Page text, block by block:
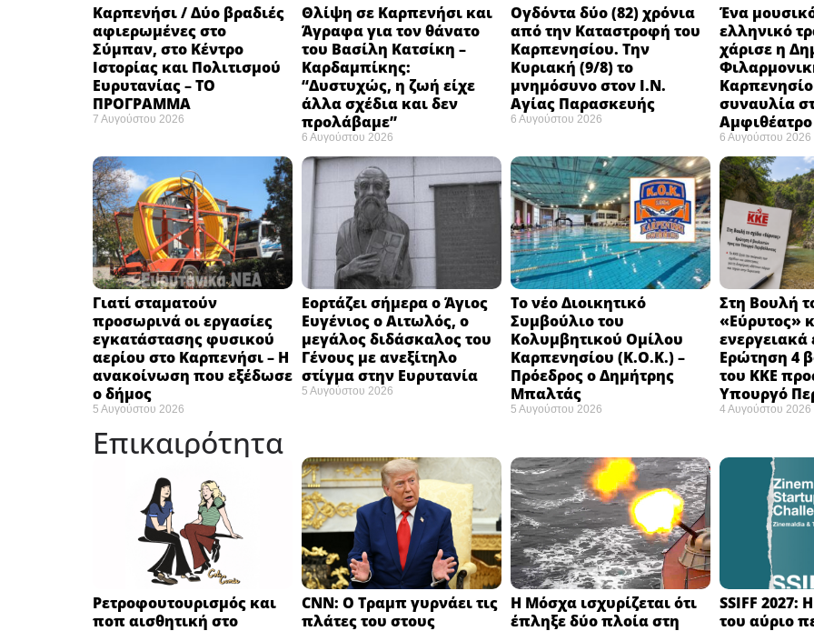
Καρπενήσι / Δύο βραδιές
αφιερωμένες στο
Σύμπαν, στο Κέντρο
Ιστορίας και Πολιτισμού
Ευρυτανίας – ΤΟ
ΠΡΟΓΡΑΜΜΑ
7 Αυγούστου 2026
Θλίψη σε Καρπενήσι και
Άγραφα για τον θάνατο
του Βασίλη Κατσίκη –
Καρδαμπίκης:
“Δυστυχώς, η ζωή είχε
άλλα σχέδια και δεν
προλάβαμε”
6 Αυγούστου 2026
Ογδόντα δύο (82) χρόνια
από την Καταστροφή του
Καρπενησίου. Την
Κυριακή (9/8) το
μνημόσυνο στον Ι.Ν.
Αγίας Παρασκευής
6 Αυγούστου 2026
Ένα
ελληνικό
χάρισε η
συναυλία
6 Αυγούστου 2026
Γιατί σταματούν
προσωρινά οι εργασίες
εγκατάστασης φυσικού
αερίου στο Καρπενήσι – Η
ανακοίνωση που εξέδωσε
ο δήμος
5 Αυγούστου 2026
Εορτάζει σήμερα ο Άγιος
Ευγένιος ο Αιτωλός, ο
μεγάλος διδάσκαλος του
Γένους με ανεξίτηλο
στίγμα στην Ευρυτανία
5 Αυγούστου 2026
Το νέο Διοικητικό
Συμβούλιο του
Κολυμβητικού Ομίλου
Καρπενησίου (Κ.Ο.Κ.) –
Πρόεδρος ο Δημήτρης
Μπαλτάς
5 Αυγούστου 2026
Στη Βουλή
«Εύρυτος»
ενεργειακά
Ερώτηση 4
του ΚΚΕ
Υπουργό
4 Αυγούστου 2026
Επικαιρότητα
Ρετροφουτουρισμός και
ποπ αισθητική στο
CNN: Ο Τραμπ γυρνάει τις
πλάτες του στους
Η Μόσχα ισχυρίζεται ότι
έπληξε δύο πλοία στη
SSIFF 2027:
του αύριο